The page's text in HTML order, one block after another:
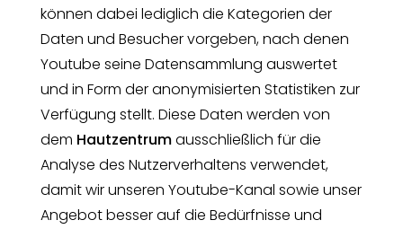
können dabei lediglich die Kategorien der
Daten und Besucher vorgeben, nach denen
Youtube seine Datensammlung auswertet
und in Form der anonymisierten Statistiken zur
Verfügung stellt. Diese Daten werden von
dem Hautzentrumausschließlich für die
Analyse des Nutzerverhaltens verwendet,
damit wir unseren Youtube-Kanal sowie unser
Angebot besser auf die Bedürfnisse und